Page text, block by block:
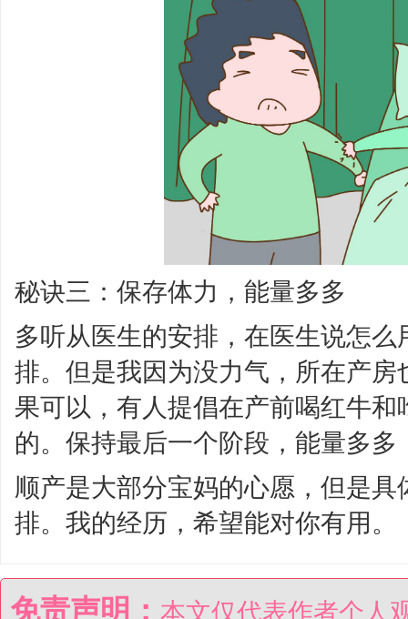
秘诀三：保存体力，能量多多
多听从医生的安排，在医生说怎
排。但是我因为没力气，所在产
果可以，有人提倡在产前喝红牛
的。保持最后一个阶段，能量多
顺产是大部分宝妈的心愿，但是
排。我的经历，希望能对你有用。
免责声明： 本文仅代表作者个人